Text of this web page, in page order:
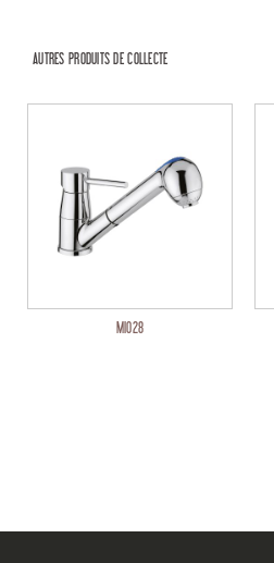
AUTRES PRODUITS DE COLLECTE
MI028